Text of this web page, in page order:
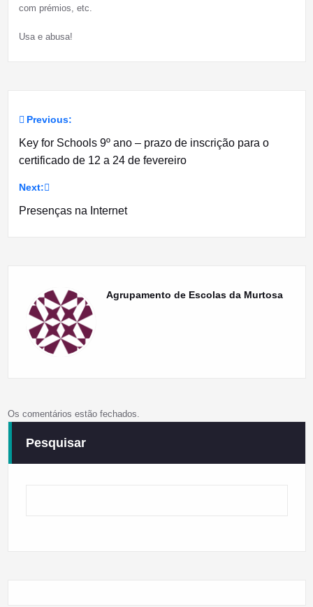
com prémios, etc.
Usa e abusa!
Navegação
de
artigos
Previous:
Key for Schools 9º ano – prazo de inscrição para o
certificado de 12 a 24 de fevereiro
Next:
Presenças na Internet
Agrupamento de Escolas da Murtosa
Os comentários estão fechados.
Pesquisar